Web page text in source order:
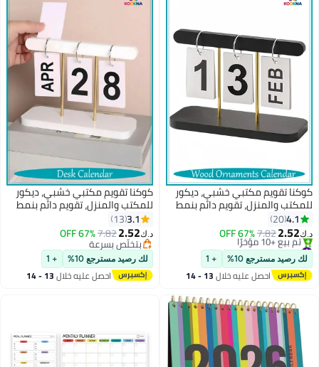
كوكنا تقويم مكتبي خشبي، ديكور
للمكتب والمنزل، تقويم دائم بنمط
نورديك، مثالي لغرفة المعيشة
وطاولة القهوة، تصميم يدوي
إبداعي لعرض التاريخ، لون أسود
(قطعة واحدة)
4.1
20
د.ك‏2.52
7.82
67% OFF
بتخلّص بسرعة
تم بيع +10 مؤخرًا
لك رصيد مسترجع 10% + 1
احصل عليه خلال 13 - 14
كوكنا تقويم مكتبي خشبي، ديكور
للمكتب والمنزل، تقويم دائم بنمط
نورديك، مثالي لغرفة المعيشة
وطاولة القهوة، تصميم يدوي
إبداعي لعرض التاريخ، لون أبيض
3.1
13
د.ك‏2.52
7.82
67% OFF
بتخلّص بسرعة
بتخلّص بسرعة
لك رصيد مسترجع 10% + 1
احصل عليه خلال 13 - 14